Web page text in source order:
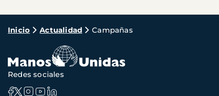
Ruta
navegación
Inicio Actualidad Campañas
Redes sociales